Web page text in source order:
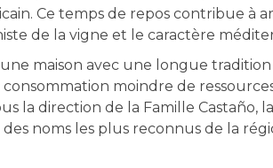
Ce temps de repos contribue à
de la vigne et le caractère
maison avec une longue
moindre de
la direction de la Famille Castaño,
noms les plus reconnus de la